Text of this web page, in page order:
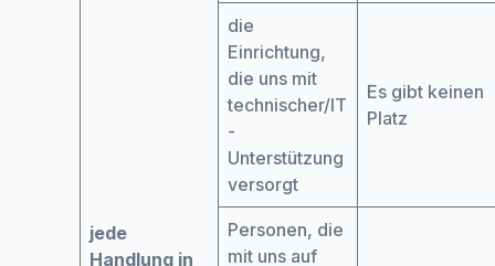
jede
Handlung in
die
Einrichtung,
die uns mit
technischer/IT
-
Unterstützung
versorgt
Es gibt keinen
Platz
Personen, die
mit uns auf